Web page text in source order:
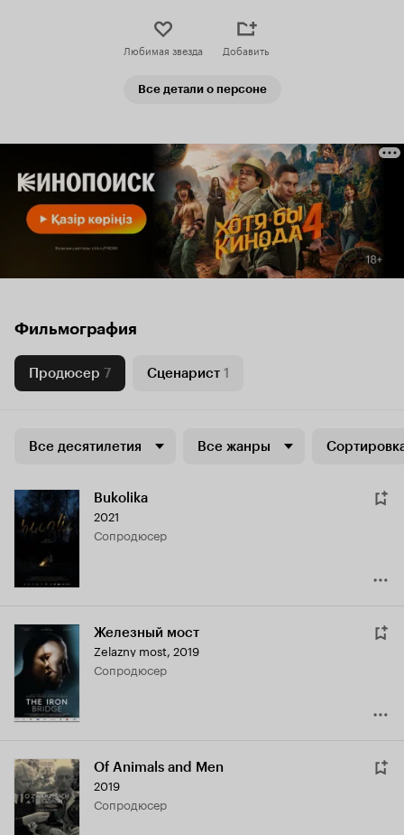
Любимая звезда Добавить
Все детали о персоне
Фильмография
Продюсер 7 Сценарист 1
Все десятилетия Все жанры
Bukolika
2021
сопродюсер
Железный мост
Zelazny most, 2019
сопродюсер
Of Animals and Men
2019
сопродюсер